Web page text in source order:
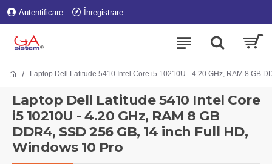
Autentificare Înregistrare
Laptop Dell Latitude 5410 Intel Core i5 10210U - 4.20 GHz, RAM 8 GB
Laptop Dell Latitude 5410 Intel Core
i5 10210U - 4.20 GHz, RAM 8 GB
DDR4, SSD 256 GB, 14 inch Full HD,
Windows 10 Pro